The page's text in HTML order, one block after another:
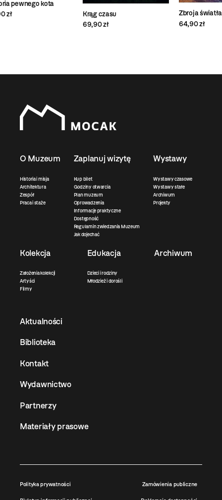
O Muzeum
Historia i misja
Architektura
Zespół
Praca i staże
Zaplanuj wizytę
Kup bilet
Godziny otwarcia
Plan muzeum
Oprowadzenia
Informacje praktyczne
Dostępność
Regulamin zwiedzania Muzeum
Jak dojechać
Wystawy
Wystawy czasowe
Wystawy stałe
Archiwum
Projekty
Kolekcja
Założenia kolekcji
Artyści
Filmy
Edukacja
Dzieci i rodziny
Młodzież i dorośli
Archiwum
Aktualności
Biblioteka
Kontakt
Wydawnictwo
Partnerzy
Materiały prasowe
Polityka prywatności Zamówienia publiczne